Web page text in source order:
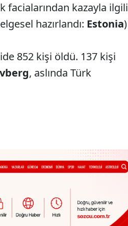
facialarından kazayla ilgili
hazırlandı: Estonia)
852 kişi öldü. 137 kişi
, aslında Türk